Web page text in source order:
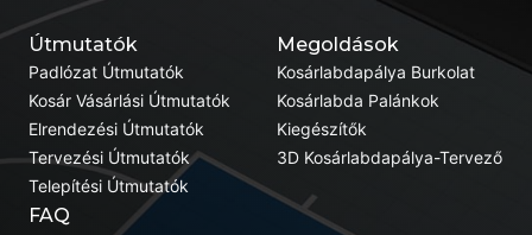
Megoldások
Kosárlabdapálya Burkolat
Kosárlabda Palánkok
Kiegészítők
3D Kosárlabdapálya-Tervező
Útmutatók
Padlózat Útmutatók
Kosár Vásárlási Útmutatók
Elrendezési Útmutatók
Tervezési Útmutatók
Telepítési Útmutatók
FAQ